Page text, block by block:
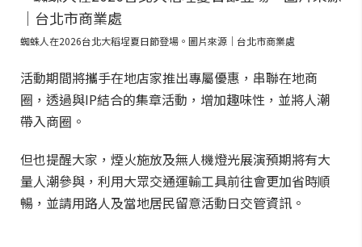
蜘蛛人在2026台北大稻埕夏日節登場。圖片來源｜台北市商業處
活動期間將攜手在地店家推出專屬優惠，串聯在地商
圈，透過與IP結合的集章活動，增加趣味性，並將人潮
帶入商圈。
但也提醒大家，煙火施放及無人機燈光展演預期將有大
量人潮參與，利用大眾交通運輸工具前往會更加省時順
暢，並請用路人及當地居民留意活動日交管資訊。